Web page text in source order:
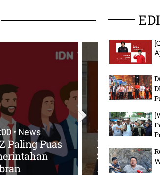
• News
Paling Puas
18 May 26 |
Profil dan
Supratman,
Asal Gerindra